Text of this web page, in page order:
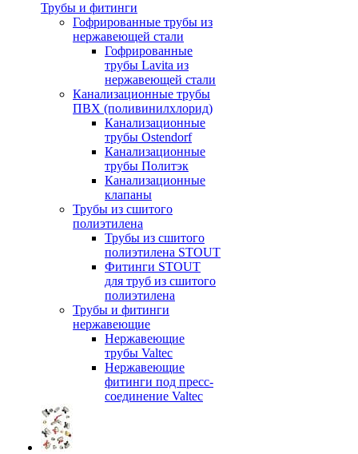
Трубы и фитинги
Гофрированные трубы из
нержавеющей стали
Гофрированные
трубы Lavita из
нержавеющей стали
Канализационные трубы
ПВХ (поливинилхлорид)
Канализационные
трубы Ostendorf
Канализационные
трубы Политэк
Канализационные
клапаны
Трубы из сшитого
полиэтилена
Трубы из сшитого
полиэтилена STOUT
Фитинги STOUT
для труб из сшитого
полиэтилена
Трубы и фитинги
нержавеющие
Нержавеющие
трубы Valtec
Нержавеющие
фитинги под пресс-
соединение Valtec